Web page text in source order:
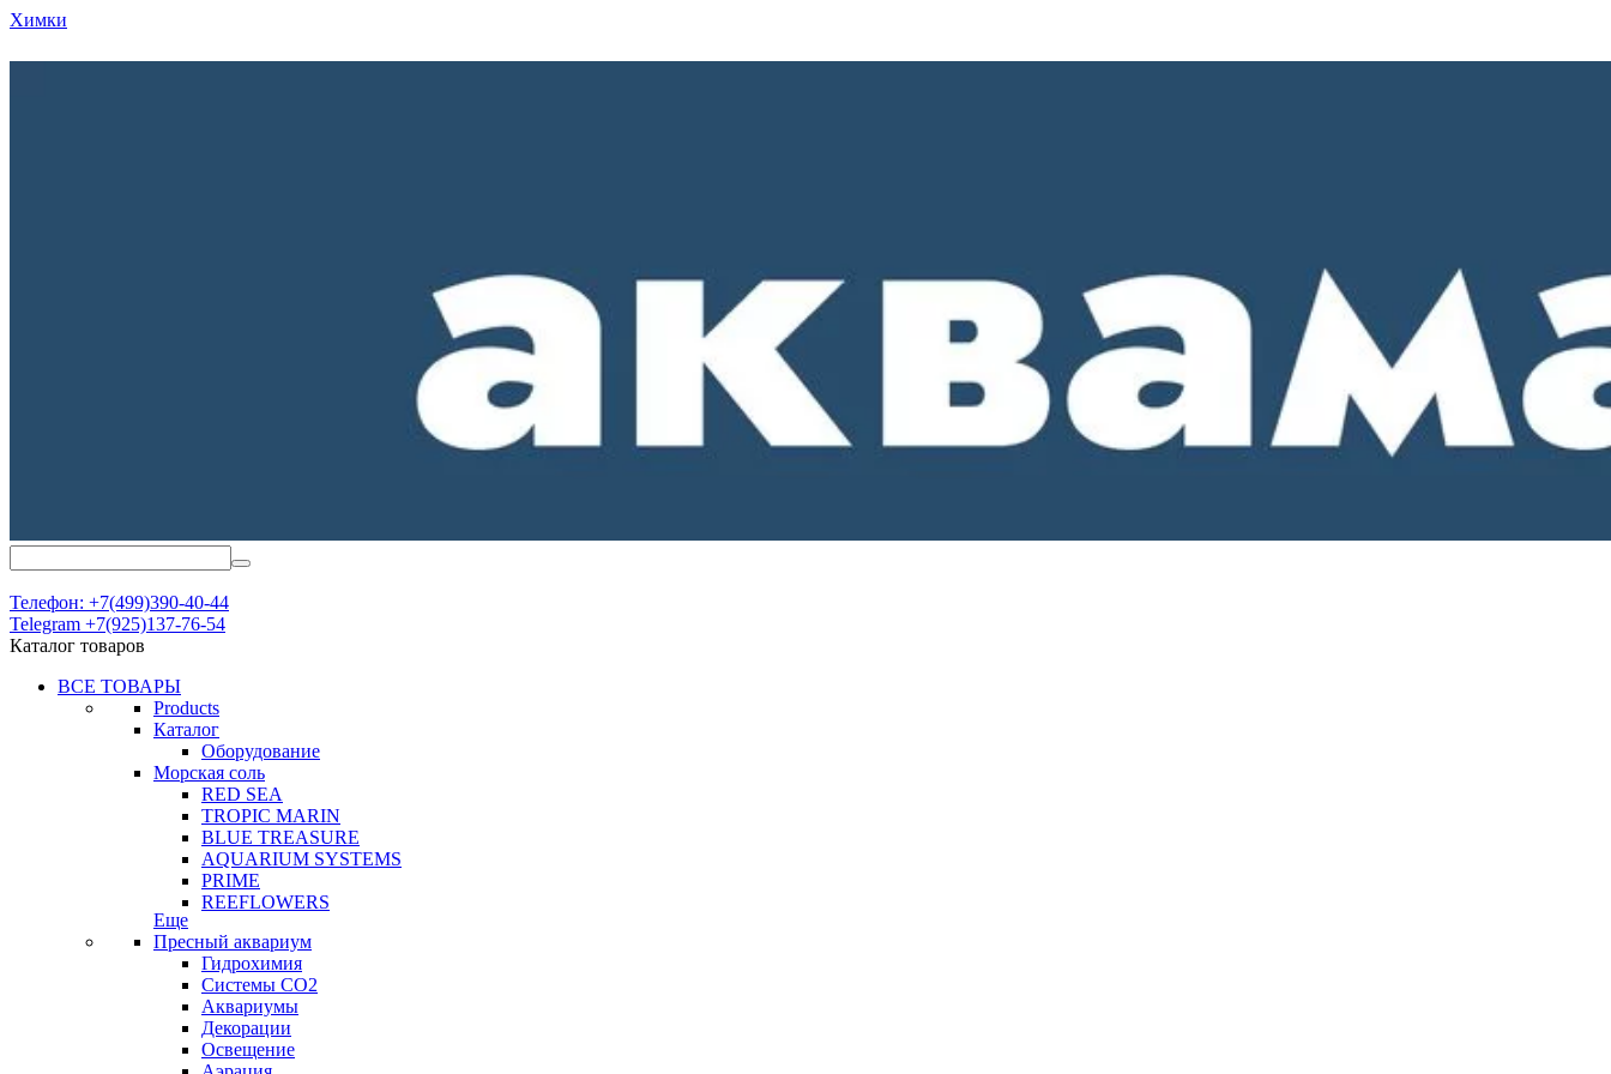
Химки
Телефон: +7(499)390-40-44
Telegram +7(925)137-76-54
Каталог товаров
ВСЕ ТОВАРЫ
Products
Каталог
Оборудование
Морская соль
RED SEA
TROPIC MARIN
BLUE TREASURE
AQUARIUM SYSTEMS
PRIME
REEFLOWERS
Еще
Пресный аквариум
Гидрохимия
Системы СО2
Аквариумы
Декорации
Освещение